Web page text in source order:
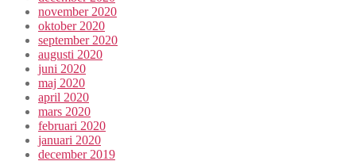
november 2020
oktober 2020
september 2020
augusti 2020
juni 2020
maj 2020
april 2020
mars 2020
februari 2020
januari 2020
december 2019